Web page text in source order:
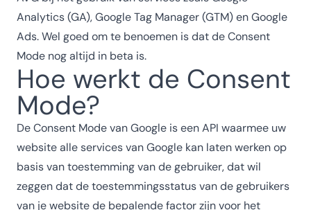
Analytics (GA), Google Tag Manager (GTM) en Google
Ads. Wel goed om te benoemen is dat de Consent
Mode nog altijd in beta is.
Hoe werkt de Consent
Mode?
De Consent Mode van Google is een API waarmee uw
website alle services van Google kan laten werken op
basis van toestemming van de gebruiker, dat wil
zeggen dat de toestemmingsstatus van de gebruikers
van je website de bepalende factor zijn voor het